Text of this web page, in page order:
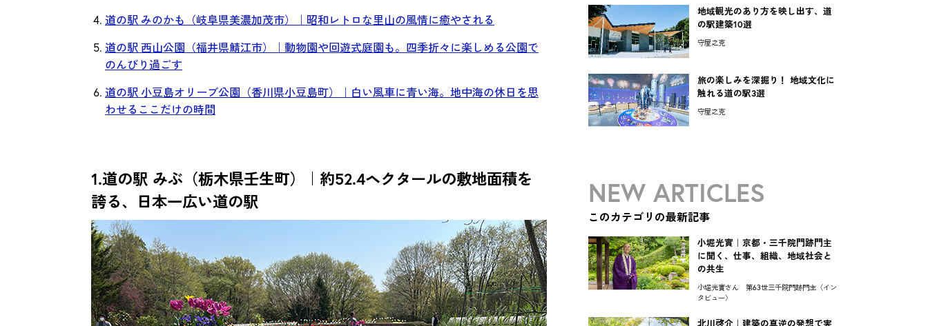
道の駅 みのかも（岐阜県美濃加茂市）｜昭和レトロな里山の風情に癒やされる
道の駅 西山公園（福井県鯖江市）｜動物園や回遊式庭園も。四季折々に楽しめる公園で
のんびり過ごす
道の駅 小豆島オリーブ公園（香川県小豆島町）｜白い風車に青い海。地中海の休日を思
わせるここだけの時間
1.道の駅 みぶ（栃木県壬生町）｜約52.4ヘクタールの敷地面積を
誇る、日本一広い道の駅
地域観光のあり方を映し出す、道
の駅建築10選
守屋之克
旅の楽しみを深掘り！ 地域文化に
触れる道の駅3選
守屋之克
NEW ARTICLES
このカテゴリの最新記事
小堀光實｜京都・三千院門跡門主
に聞く、仕事、組織、地域社会と
の共生
小堀光實さん 第63世三千院門跡門主〈イン
タビュー〉